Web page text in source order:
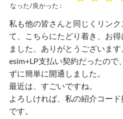
なった/良かった :
私も他の皆さんと同じくリン
て、こちらにたどり着き、お
ました、ありがとうございます
esim+LP支払い契約だったので
ずに簡単に開通しました。
最近は、すごいですね。
よろしければ、私の紹介コー
です。